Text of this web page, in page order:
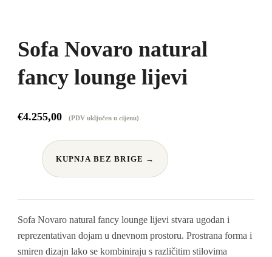
Sofa Novaro natural
fancy lounge lijevi
€4.255,00 (PDV uključen u cijenu)
KUPNJA BEZ BRIGE →
Sofa Novaro natural fancy lounge lijevi stvara ugodan i
reprezentativan dojam u dnevnom prostoru. Prostrana forma i
smiren dizajn lako se kombiniraju s različitim stilovima